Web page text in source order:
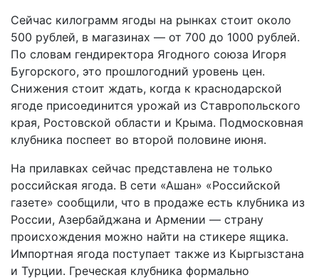
Сейчас килограмм ягоды на рынках стоит около
500 рублей, в магазинах — от 700 до 1000 рублей.
По словам гендиректора Ягодного союза Игоря
Бугорского, это прошлогодний уровень цен.
Снижения стоит ждать, когда к краснодарской
ягоде присоединится урожай из Ставропольского
края, Ростовской области и Крыма. Подмосковная
клубника поспеет во второй половине июня.
На прилавках сейчас представлена не только
российская ягода. В сети «Ашан» «Российской
газете» сообщили, что в продаже есть клубника из
России, Азербайджана и Армении — страну
происхождения можно найти на стикере ящика.
Импортная ягода поступает также из Кыргызстана
и Турции. Греческая клубника формально